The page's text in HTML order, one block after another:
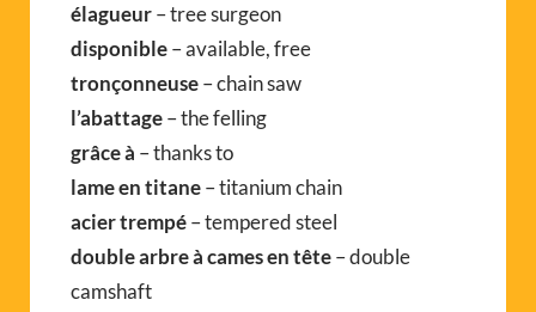
élagueur– tree surgeon
disponible– available, free
tronçonneuse– chain saw
l’abattage– the felling
grâce à – thanks to
lame en titane– titanium chain
acier trempé– tempered steel
double arbre à cames en tête– double
camshaft